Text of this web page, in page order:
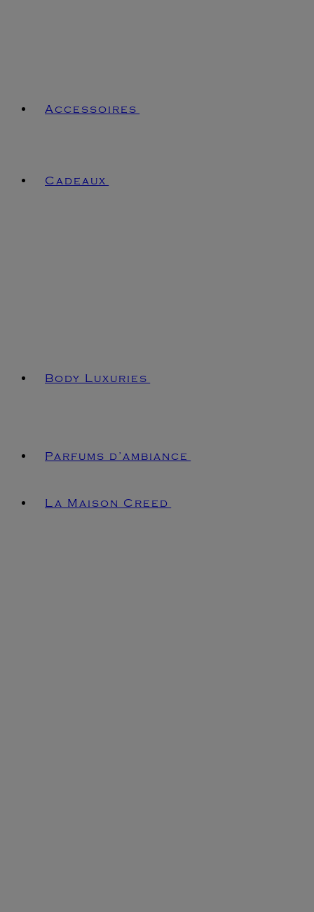
Accessoires
Cadeaux
Body Luxuries
Parfums d’ambiance
La Maison Creed